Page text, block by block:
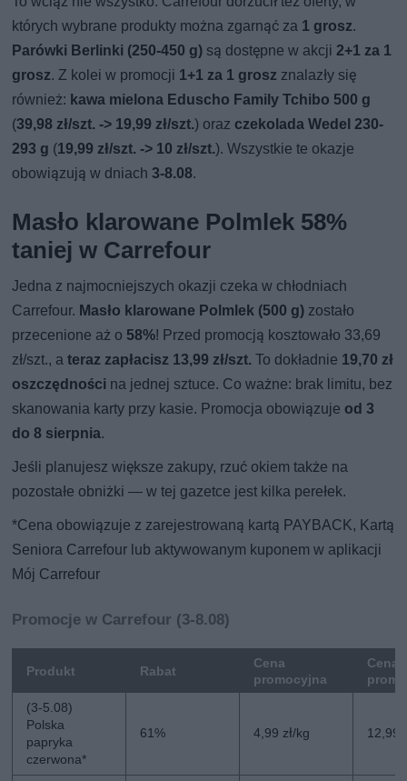
których wybrane produkty można zgarnąć za 1 grosz.
Parówki Berlinki (250-450 g) są dostępne w akcji2+1 za 1
grosz. Z kolei w promocji 1+1 za 1 grosz znalazły się
również: kawa mielona Eduscho Family Tchibo 500 g
(39,98 zł/szt. -> 19,99 zł/szt.) oraz czekolada Wedel 230-
293 g (19,99 zł/szt. -> 10 zł/szt.). Wszystkie te okazje
obowiązują w dniach3-8.08.
Masło klarowane Polmlek 58%
taniej w Carrefour
Jedna z najmocniejszych okazji czeka w chłodniach
Carrefour. Masło klarowane Polmlek (500 g) zostało
przecenione aż o 58%! Przed promocją kosztowało 33,69
zł/szt., ateraz zapłacisz 13,99 zł/szt. To dokładnie 19,70 zł
oszczędności na jednej sztuce. Co ważne: brak limitu, bez
skanowania karty przy kasie. Promocja obowiązuje od 3
do 8 sierpnia.
Jeśli planujesz większe zakupy, rzuć okiem także na
pozostałe obniżki — w tej gazetce jest kilka perełek.
*Cena obowiązuje z zarejestrowaną kartą PAYBACK, Kartą
Seniora Carrefour lub aktywowanym kuponem w aplikacji
Mój Carrefour
Promocje w Carrefour (3-8.08)
Produkt Rabat
Cena
promocyjna
Cena
(3-5.08)
Polska
papryka
czerwona*
61% 4,99 zł/kg 12,99